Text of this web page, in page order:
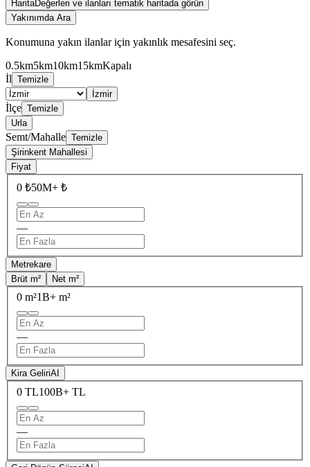
HaritaDeğerleri ve ilanları tematik haritada görün
Yakınımda Ara
Konumuna yakın ilanlar için yakınlık mesafesini seç.
0.5km5km10km15kmKapalı
İl Temizle
İzmir
İlçe Temizle
Urla
Semt/Mahalle Temizle
Şirinkent Mahallesi
Fiyat
0 ₺50M+ ₺
—
Metrekare
Brüt m²
Net m²
0 m²1B+ m²
—
Kira GeliriAI
0 TL100B+ TL
—